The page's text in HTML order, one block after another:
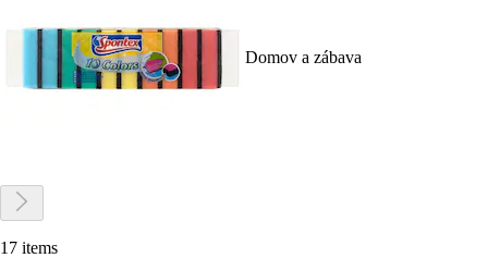
Domov a zábava
17 items